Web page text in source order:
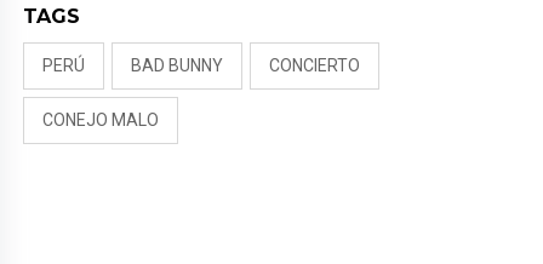
TAGS
PERÚ BAD BUNNY CONCIERTO
CONEJO MALO